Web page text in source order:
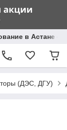
в Астане с
(ДЭС, ДГУ)